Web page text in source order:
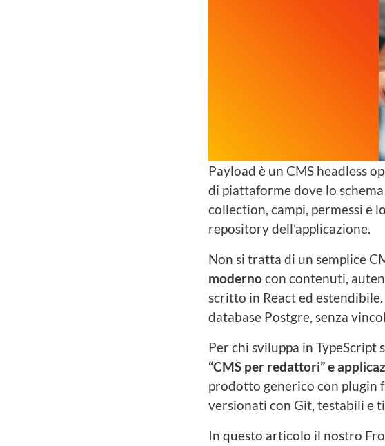
Payload è un CMS headless
di piattaforme dove lo
collection, campi, permessi e
repository dell’applicazione.
Non si tratta di un semplice
modernocon contenuti,
scritto in React ed estendibile.
database Postgre, senza
Per chi sviluppa in TypeScript
“CMS per redattori” e
prodotto generico con plugin
versionati con Git, testabili e
In questo articolo il nostro